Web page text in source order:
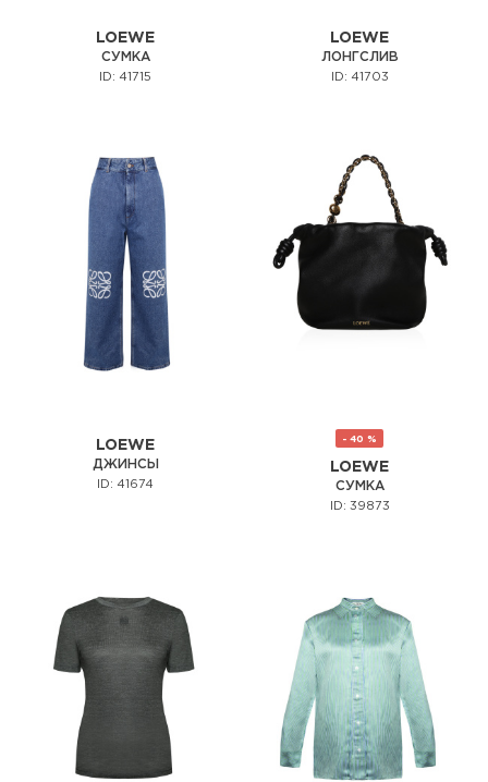
LOEWE
СУМКА
ID: 41715
LOEWE
ЛОНГСЛИВ
ID: 41703
LOEWE
ДЖИНСЫ
ID: 41674
- 40 %
LOEWE
СУМКА
ID: 39873